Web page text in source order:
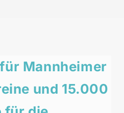
Mannheimer
und 15.000